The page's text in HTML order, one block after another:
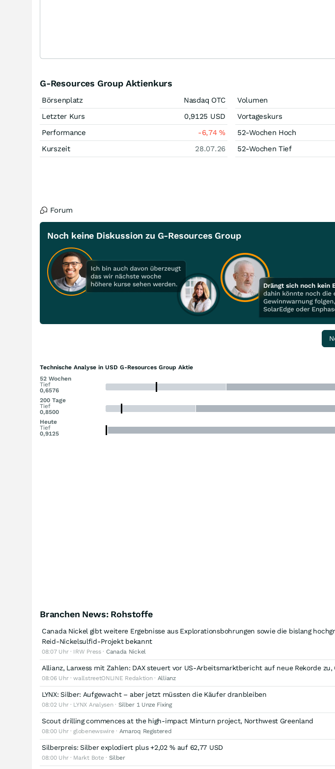
G-Resources Group Aktienkurs
Börsenplatz
Nasdaq OTC
Letzter Kurs
0,9125 USD
Performance
-6,74%
Kurszeit
28.07.26
Volumen
Vortageskurs
52-Wochen Hoch
52-Wochen Tief
Forum
Noch keine Diskussion zu G-Resources Group
Technische Analyse in USD G-Resources Group Aktie
52 Wochen
Tief
0,6576
200 Tage
Tief
0,8500
Heute
Tief
0,9125
Branchen News: Rohstoffe
Canada Nickel gibt weitere Ergebnisse aus Explorationsbohrungen sowie die bislang
Reid-Nickelsulfid-Projekt bekannt
08:07 Uhr · IRW Press · Canada Nickel
Allianz, Lanxess mit Zahlen: DAX steuert vor US-Arbeitsmarktbericht auf neue Rekorde zu,
08:06 Uhr · wallstreetONLINE Redaktion · Allianz
LYNX: Silber: Aufgewacht – aber jetzt müssten die Käufer dranbleiben
08:02 Uhr · LYNX Analysen · Silber 1 Unze Fixing
Scout drilling commences at the high-impact Minturn project, Northwest Greenland
08:00 Uhr · globenewswire · Amaroq Registered
Silberpreis: Silber explodiert plus +2,02 % auf 62,77 USD
08:00 Uhr · Markt Bote · Silber